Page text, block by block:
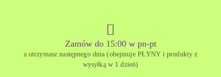
Zamów do 15:00 w pn-pt
a otrzymasz następnego dnia (obejmuje PŁYNY i produkty z
wysyłką w 1 dzień)